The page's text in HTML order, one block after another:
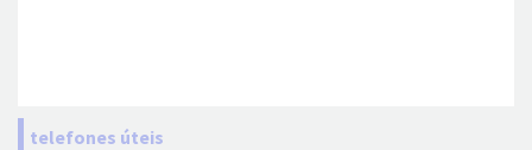
telefones úteis